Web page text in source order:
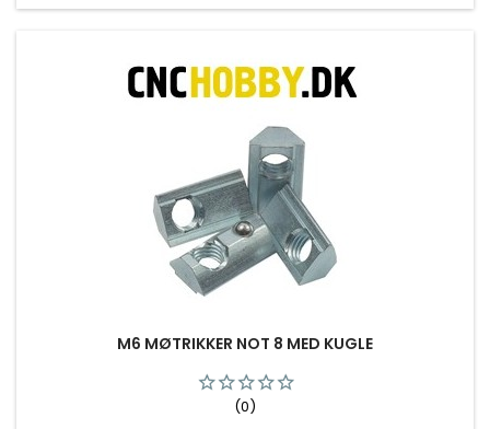
M6 MØTRIKKER NOT 8 MED KUGLE
(0)